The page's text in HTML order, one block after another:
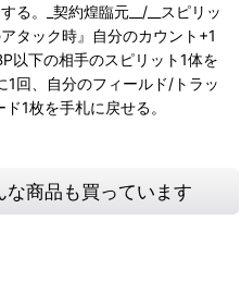
る。_契約煌臨元__/__スピリッ
タック時』自分のカウント+1
以下の相手のスピリット1体を
回、自分のフィールド/トラッ
1枚を手札に戻せる。
商品も買っています